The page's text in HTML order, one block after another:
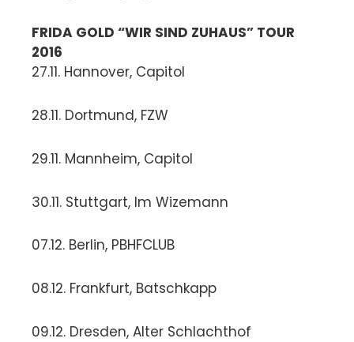
FRIDA GOLD “WIR SIND ZUHAUS” TOUR
2016
27.11. Hannover, Capitol
28.11. Dortmund, FZW
29.11. Mannheim, Capitol
30.11. Stuttgart, Im Wizemann
07.12. Berlin, PBHFCLUB
08.12. Frankfurt, Batschkapp
09.12. Dresden, Alter Schlachthof